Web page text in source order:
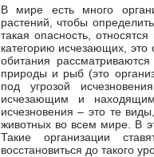
В мире есть много
растений, чтобы
такая опасность,
категорию исчезающих, это
обитания
природы и рыб (это
под угрозой
исчезающим и
исчезновения – это те
животных во всем мире. В
Такие организации
восстановиться до такого